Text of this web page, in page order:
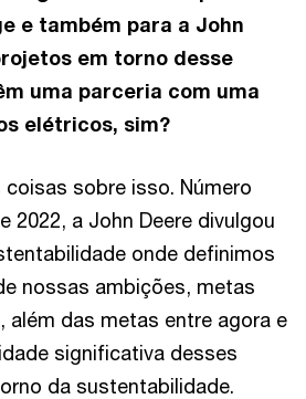
e também para a John
em torno desse
uma parceria com uma
elétricos, sim?
coisas sobre isso. Número
2022, a John Deere divulgou
onde definimos
nossas ambições, metas
além das metas entre agora e
significativa desses
da sustentabilidade.